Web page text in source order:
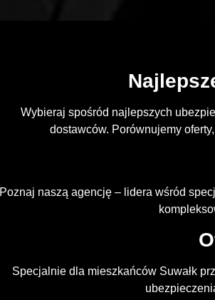
Wybieraj spośród najlepszych
dostawców. Porównujemy
Poznaj naszą agencję – lidera wśród
Specjalnie dla mieszkańców Suwałk